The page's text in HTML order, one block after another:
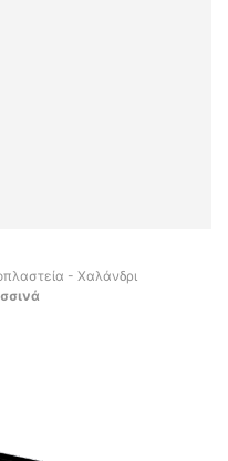
- Χαλάνδρι